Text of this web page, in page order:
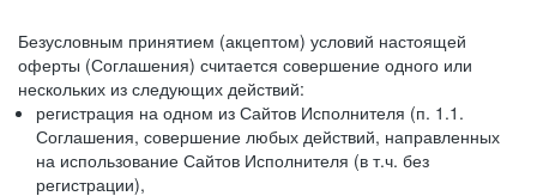
Безусловным принятием (акцептом) условий настоящей
оферты (Соглашения) считается совершение одного или
нескольких из следующих действий:
регистрация на одном из Сайтов Исполнителя (п. 1.1.
Соглашения, совершение любых действий, направленных
на использование Сайтов Исполнителя (в т.ч. без
регистрации),